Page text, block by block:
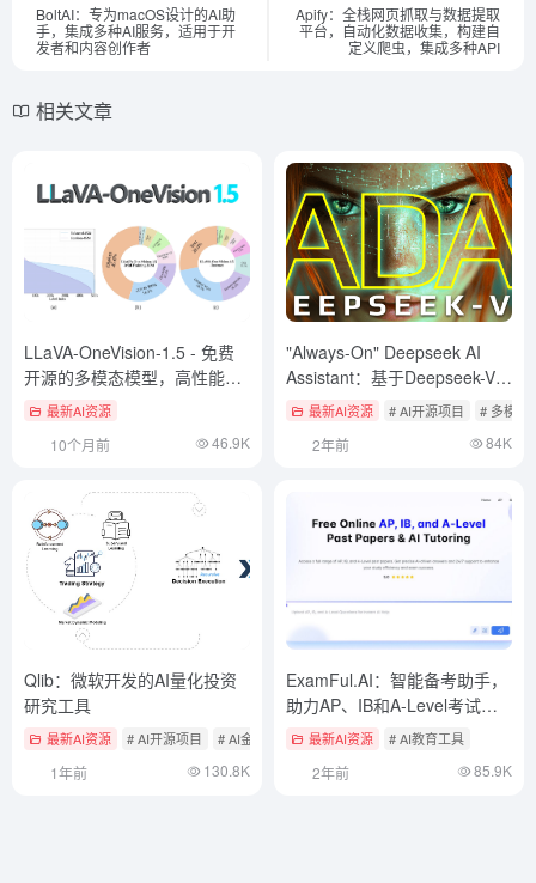
BoltAI：专为macOS设计的AI助
手，集成多种AI服务，适用于开
发者和内容创作者
Apify：全栈网页抓取与数据提取
平台，自动化数据收集，构建自
定义爬虫，集成多种API
相关文章
LLaVA-OneVision-1.5 - 免费
开源的多模态模型，高性能多
模态理解
最新AI资源
10个月前 46.9K
"Always-On" Deepseek AI
Assistant：基于Deepseek-V3
打造智能语音交互系统
最新AI资源 # AI开源项目 # 多模态
2年前 84K
Qlib：微软开发的AI量化投资
研究工具
最新AI资源 # AI开源项目 # AI金融数据分析
1年前 130.8K
ExamFul.AI：智能备考助手，
助力AP、IB和A-Level考试，
历年真题/论文和AI智能辅导
最新AI资源 # AI教育工具
2年前 85.9K